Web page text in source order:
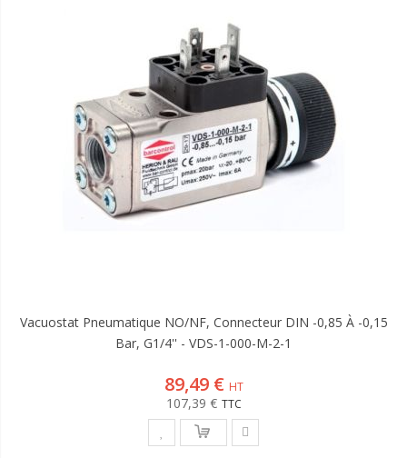
Vacuostat Pneumatique NO/NF, Connecteur DIN -0,85 À -0,15
Bar, G1/4'' - VDS-1-000-M-2-1
107,39 €
89,49 €